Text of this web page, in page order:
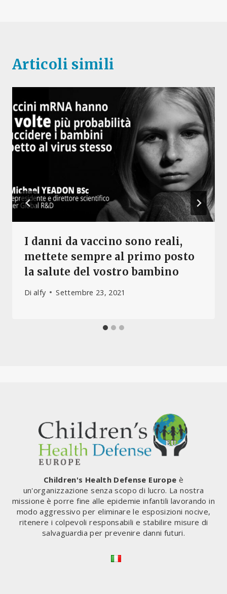
Articoli simili
I danni da vaccino sono reali,
mettete sempre al primo posto
la salute del vostro bambino
Di alfy Settembre 23, 2021
Children's Health Defense Europe è
un'organizzazione senza scopo di lucro. La nostra
missione è porre fine alle epidemie infantili lavorando in
modo aggressivo per eliminare le esposizioni nocive,
ritenere i colpevoli responsabili e stabilire misure di
salvaguardia per prevenire danni futuri.